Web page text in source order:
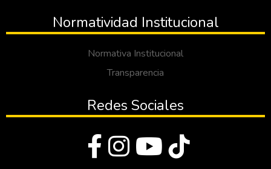
Normatividad Institucional
Normativa Institucional
Transparencia
Redes Sociales